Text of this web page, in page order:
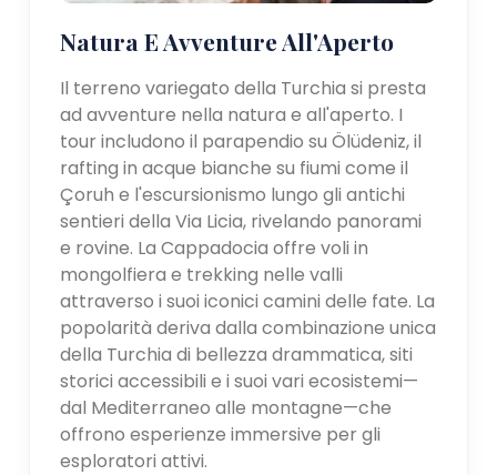
Natura E Avventure All'Aperto
Il terreno variegato della Turchia si presta
ad avventure nella natura e all'aperto. I
tour includono il parapendio su Ölüdeniz, il
rafting in acque bianche su fiumi come il
Çoruh e l'escursionismo lungo gli antichi
sentieri della Via Licia, rivelando panorami
e rovine. La Cappadocia offre voli in
mongolfiera e trekking nelle valli
attraverso i suoi iconici camini delle fate. La
popolarità deriva dalla combinazione unica
della Turchia di bellezza drammatica, siti
storici accessibili e i suoi vari ecosistemi—
dal Mediterraneo alle montagne—che
offrono esperienze immersive per gli
esploratori attivi.